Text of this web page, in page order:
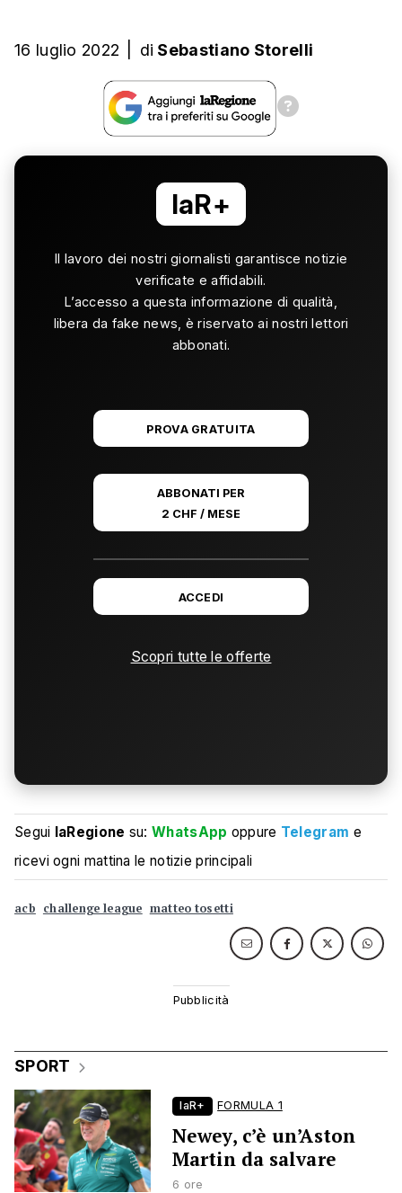
16 luglio 2022 di Sebastiano Storelli
laR+
Il lavoro dei nostri giornalisti garantisce notizie
verificate e affidabili.
L’accesso a questa informazione di qualità,
libera da fake news, è riservato ai nostri lettori
abbonati.
PROVA GRATUITA
ABBONATI PER
2 CHF / MESE
ACCEDI
Scopri tutte le offerte
Segui laRegione su:WhatsApp oppure Telegram e
ricevi ogni mattina le notizie principali
acb challenge league matteo tosetti
SPORT
laR+ FORMULA 1
Newey, c’è un’Aston
Martin da salvare
6 ore